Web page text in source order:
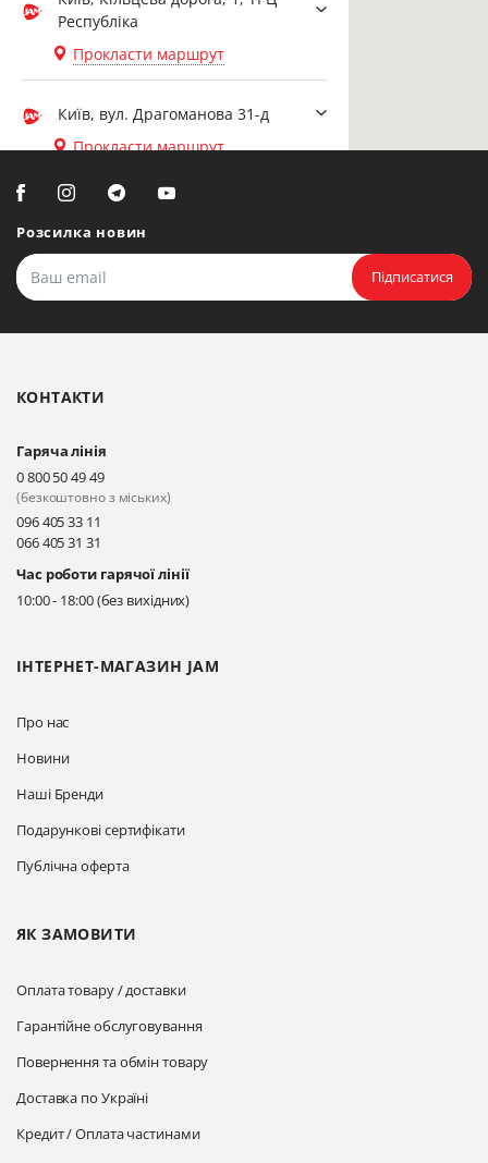
Республіка
Прокласти маршрут
Київ, вул. Драгоманова 31-д
Прокласти маршрут
Біла Церква, вул. Ярослава
Мудрого, 20, офіс 108
Прокласти маршрут
Київ, вул. Драгоманова 31-д
Прокласти маршрут
Київ, вул. Драгоманова 31-д
Прокласти маршрут
Розсилка новин
Підписатися
ІНТЕРНЕТ-МАГАЗИН JAM
Про нас
Новини
Наші Бренди
Подарункові сертифікати
Публічна оферта
ЯК ЗАМОВИТИ
Оплата товару / доставки
Гарантійне обслуговування
Повернення та обмін товару
Доставка по Україні
Кредит / Оплата частинами
КОНТАКТИ
Гаряча лінія
0 800 50 49 49
(безкоштовно з міських)
096 405 33 11
066 405 31 31
Час роботи гарячої лінії
10:00 - 18:00 (без вихідних)